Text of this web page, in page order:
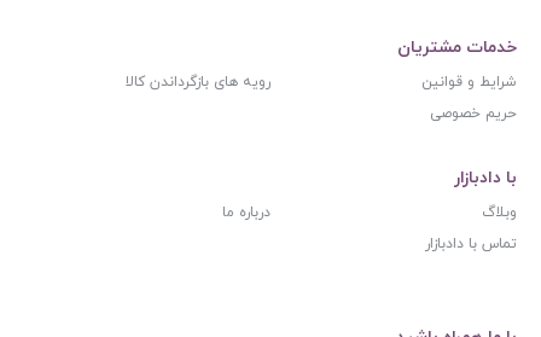
خدمات مشتریان
شرایط و قوانین
رویه های بازگرداندن کالا
حریم خصوصی
با دادبازار
وبلاگ
درباره ما
تماس با دادبازار